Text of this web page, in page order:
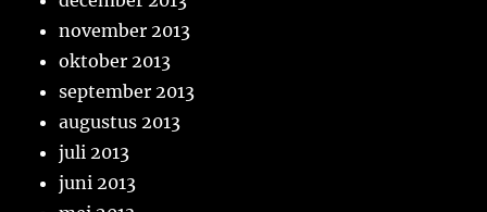
november 2013
oktober 2013
september 2013
augustus 2013
juli 2013
juni 2013